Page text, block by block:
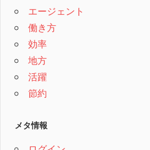
エージェント
働き方
効率
地方
活躍
節約
メタ情報